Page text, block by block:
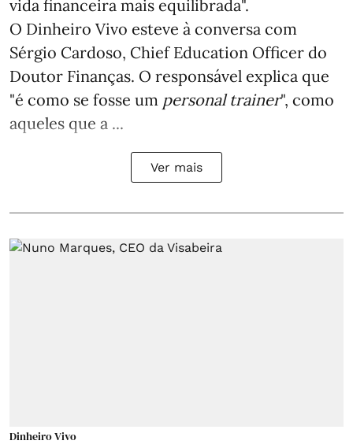
vida financeira mais equilibrada".
O Dinheiro Vivo esteve à conversa com
Sérgio Cardoso, Chief Education Officer do
Doutor Finanças. O responsável explica que
"é como se fosse um personal trainer", como
aqueles que a ...
Ver mais
Dinheiro Vivo